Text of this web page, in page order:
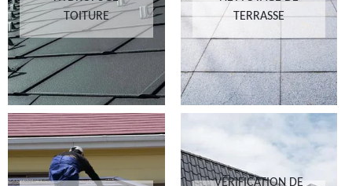
TOITURE
TERRASSE
VÉRIFICATION DE